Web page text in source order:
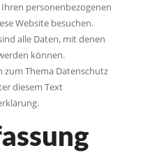
personenbezogenen
Website besuchen.
alle Daten, mit denen
können.
Thema Datenschutz
diesem Text